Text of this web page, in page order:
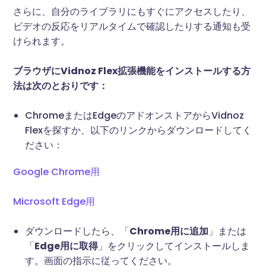
さらに、自分のライブラリにもすぐにアクセスしたり、
ビデオの反応をリアルタイムで確認したりする通知も受
けられます。
ブラウザにVidnoz Flex拡張機能をインストールする方
法は次のとおりです：
ChromeまたはEdgeのアドオンストアからVidnoz
Flexを探すか、以下のリンクからダウンロードしてく
ださい：
Google Chrome用
Microsoft Edge用
ダウンロードしたら、「Chrome用に追加 」または
「Edge用に取得」をクリックしてインストールしま
す。画面の指示に従ってください。